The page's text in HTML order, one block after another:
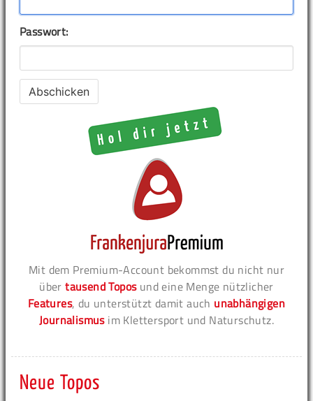
Passwort:
Mit dem Premium-Account bekommst du nicht nur
übertausend Toposund eine Menge nützlicher
Features, du unterstützt damit auch unabhängigen
Journalismusim Klettersport und Naturschutz.
Neue Topos